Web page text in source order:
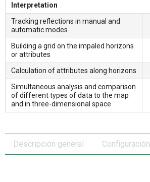
Interpretation
Tracking reflections in manual and
automatic modes
Building a grid on the impaled horizons
or attributes
Calculation of attributes along horizons
Simultaneous analysis and comparison
of different types of data to the map
and in three-dimensional space
Descripción general Configuración